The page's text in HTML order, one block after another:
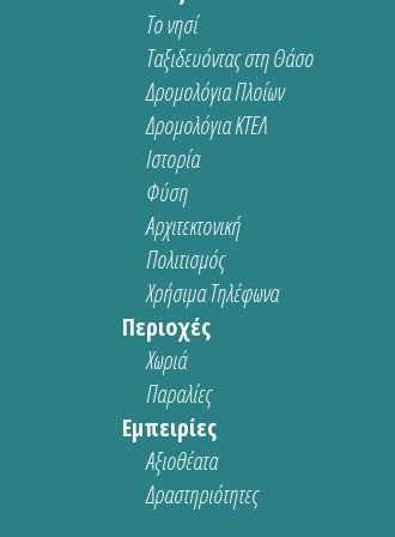
Το νησί
Ταξιδευόντας στη Θάσο
Δρομολόγια Πλοίων
Δρομολόγια ΚΤΕΛ
Ιστορία
Φύση
Αρχιτεκτονική
Πολιτισμός
Χρήσιμα Τηλέφωνα
Περιοχές
Χωριά
Παραλίες
Εμπειρίες
Αξιοθέατα
Δραστηριότητες